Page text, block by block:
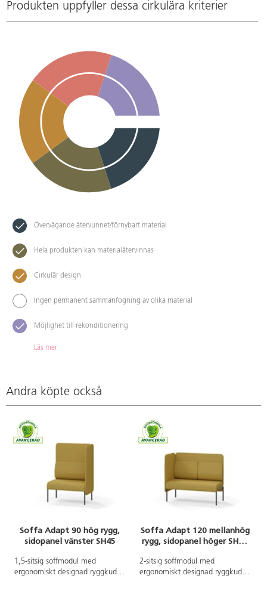
Produkten uppfyller dessa cirkulära kriterier
Övervägande återvunnet/förnybart material
Hela produkten kan materialåtervinnas
Cirkulär design
Ingen permanent sammanfogning av olika material
Möjlighet till rekonditionering
Läs mer
Andra köpte också
Soffa Adapt 90 hög rygg,
sidopanel vänster SH45
1,5-sitsig soffmodul med
ergonomiskt designad ryggkudde
Soffa Adapt 120 mellanhög
rygg, sidopanel höger SH45
2-sitsig soffmodul med
ergonomiskt designad ryggkudde